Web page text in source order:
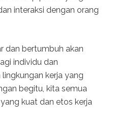
interaksi dengan orang
dan bertumbuh akan
individu dan
kerja yang
begitu, kita semua
kuat dan etos kerja